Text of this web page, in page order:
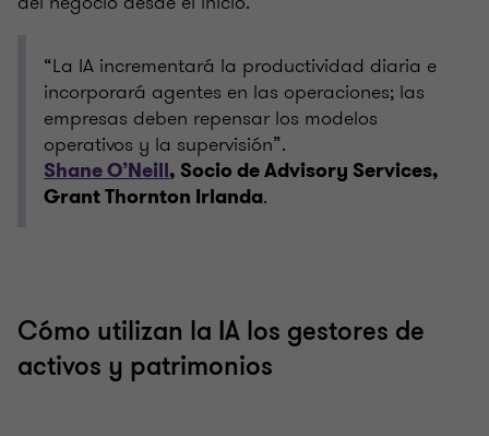
“La IA incrementará la productividad diaria e
incorporará agentes en las operaciones; las
empresas deben repensar los modelos
operativos y la supervisión”.
Shane O’Neill, Socio de Advisory Services,
Grant Thornton Irlanda.
Cómo utilizan la IA los gestores de
activos y patrimonios